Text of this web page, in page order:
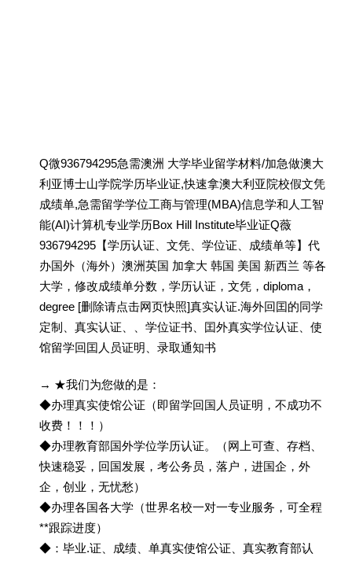
Q微936794295急需澳洲 大学毕业留学材料/加急做澳大
利亚博士山学院学历毕业证,快速拿澳大利亚院校假文凭
成绩单,急需留学学位工商与管理(MBA)信息学和人工智
能(AI)计算机专业学历Box Hill Institute毕业证Q薇
936794295【学历认证、文凭、学位证、成绩单等】代
办国外（海外）澳洲英国 加拿大 韩国 美国 新西兰 等各
大学，修改成绩单分数，学历认证，文凭，diploma，
degree [删除请点击网页快照]真实认证.海外回囯的同学
定制、真实认证、、学位证书、囯外真实学位认证、使
馆留学回囯人员证明、录取通知书
→ ★我们为您做的是：
◆办理真实使馆公证（即留学回国人员证明，不成功不
收费！！！）
◆办理教育部国外学位学历认证。（网上可查、存档、
快速稳妥，回国发展，考公务员，落户，进国企，外
企，创业，无忧愁）
◆办理各国各大学（世界名校一对一专业服务，可全程
**跟踪进度）
◆：毕业.证、成绩、单真实使馆公证、真实教育部认